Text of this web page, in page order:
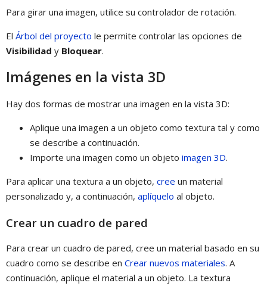
Para girar una imagen, utilice su controlador de rotación.
El Árbol del proyecto le permite controlar las opciones de
Visibilidad y Bloquear.
Imágenes en la vista 3D
Hay dos formas de mostrar una imagen en la vista 3D:
Aplique una imagen a un objeto como textura tal y como
se describe a continuación.
Importe una imagen como un objeto imagen 3D.
Para aplicar una textura a un objeto, cree un material
personalizado y, a continuación, aplíquelo al objeto.
Crear un cuadro de pared
Para crear un cuadro de pared, cree un material basado en su
cuadro como se describe en Crear nuevos materiales. A
continuación, aplique el material a un objeto. La textura